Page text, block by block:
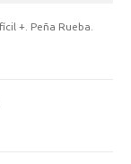
+. Peña Rueba.